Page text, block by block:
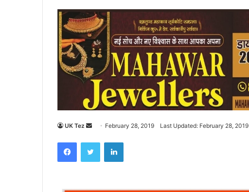
UK Tez
n
d
February 28, 2019 Last Updated: February 28, 2019